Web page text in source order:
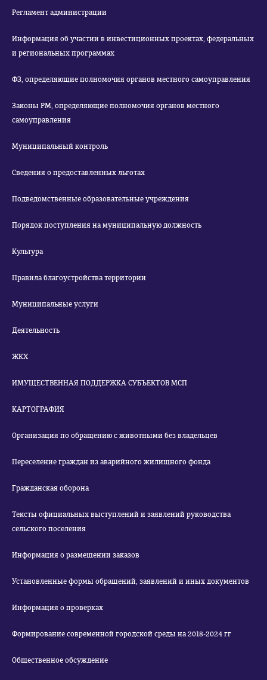
Регламент администрации
Информация об участии в инвестиционных проектах, федеральных
и региональных программах
ФЗ, определяющие полномочия органов местного самоуправления
Законы РМ, определяющие полномочия органов местного
самоуправления
Муниципальный контроль
Сведения о предоставленных льготах
Подведомственные образовательные учреждения
Порядок поступления на муниципальную должность
Культура
Правила благоустройства территории
Муниципальные услуги
Деятельность
ЖКХ
ИМУЩЕСТВЕННАЯ ПОДДЕРЖКА СУБЪЕКТОВ МСП
КАРТОГРАФИЯ
Организация по обращению с животными без владельцев
Переселение граждан из аварийного жилищного фонда
Гражданская оборона
Тексты официальных выступлений и заявлений руководства
сельского поселения
Информация о размещении заказов
Установленные формы обращений, заявлений и иных документов
Информация о проверках
Формирование современной городской среды на 2018-2024 гг
Общественное обсуждение